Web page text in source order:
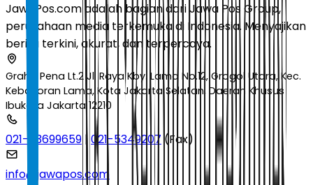
JawaPos.com adalah bagian dari Jawa Pos Group,
perusahaan media terkemuka di Indonesia. Menyajikan
berita terkini, akurat, dan terpercaya.
Graha Pena Lt.2 Jl. Raya Kby. Lama No.12, Grogol Utara, Kec.
Kebayoran Lama, Kota Jakarta Selatan, Daerah Khusus
Ibukota Jakarta 12210
021-53699659 |021-5349207(Fax)
info@jawapos.com